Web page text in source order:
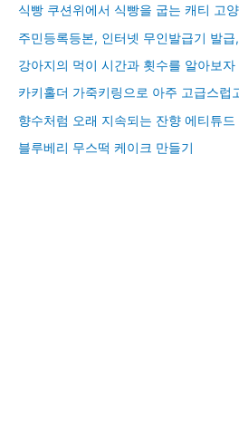
식빵 쿠션위에서 식빵을 굽는 캐티 고
주민등록등본, 인터넷 무인발급기 발
강아지의 먹이 시간과 횟수를 알아보자
카키홀더 가죽키링으로 아주 고급스럽
향수처럼 오래 지속되는 잔향 에티튜드
블루베리 무스떡 케이크 만들기